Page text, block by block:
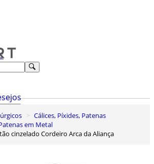
Cálices, Píxides, Patenas
em Metal
cinzelado Cordeiro Arca da Aliança